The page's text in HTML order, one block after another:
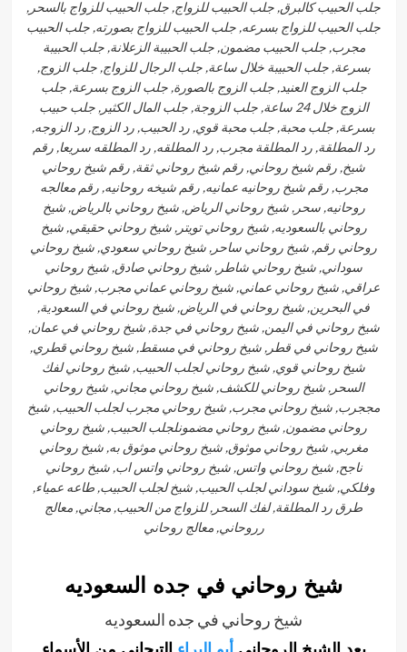
جلب الحبيب كالبرق, جلب الحبيب للزواج, جلب الحبيب للزواج بالسحر,
جلب الحبيب للزواج بسرعه, جلب الحبيب للزواج بصورته, جلب الحبيب
مجرب, جلب الحبيب مضمون, جلب الحبيبة الزعلانة, جلب الحبيبة
بسرعة, جلب الحبيبة خلال ساعة, جلب الرجال للزواج, جلب الزوج,
جلب الزوج العنيد, جلب الزوج بالصورة, جلب الزوج بسرعة, جلب
الزوج خلال 24 ساعة, جلب الزوجة, جلب المال الكثير, جلب حبيب
بسرعة, جلب محبة, جلب محبة قوي, رد الحبيب, رد الزوج, رد الزوجه,
رد المطلقة, رد المطلقة مجرب, رد المطلقه, رد المطلقه سريعا, رقم
شيخ, رقم شيخ روحاني, رقم شيخ روحاني ثقة, رقم شيخ روحاني
مجرب, رقم شيخ روحانيه عمانيه, رقم شيخه روحانيه, رقم معالجه
روحانيه, سحر, شيخ روحاني الرياض, شيخ روحاني بالرياض, شيخ
روحاني بالسعوديه, شيخ روحاني تويتر, شيخ روحاني حقيقي, شيخ
روحاني رقم, شيخ روحاني ساحر, شيخ روحاني سعودي, شيخ روحاني
سوداني, شيخ روحاني شاطر, شيخ روحاني صادق, شيخ روحاني
عراقي, شيخ روحاني عماني, شيخ روحاني عماني مجرب, شيخ روحاني
في البحرين, شيخ روحاني في الرياض, شيخ روحاني في السعودية,
شيخ روحاني في اليمن, شيخ روحاني في جدة, شيخ روحاني في عمان,
شيخ روحاني في قطر, شيخ روحاني في مسقط, شيخ روحاني قطري,
شيخ روحاني قوي, شيخ روحاني لجلب الحبيب, شيخ روحاني لفك
السحر, شيخ روحاني للكشف, شيخ روحاني مجاني, شيخ روحاني
مججرب, شيخ روحاني مجرب, شيخ روحاني مجرب لجلب الحبيب, شيخ
روحاني مضمون, شيخ روحاني مضمونلجلب الحبيب, شيخ روحاني
مغربي, شيخ روحاني موثوق, شيخ روحاني موثوق به, شيخ روحاني
ناجح, شيخ روحاني واتس, شيخ روحاني واتس اب, شيخ روحاني
وفلكي, شيخ سوداني لجلب الحبيب, شيخ لجلب الحبيب, طاعه عمياء,
طرق رد المطلقة, لفك السحر, للزواج من الحبيب, مجاني, معالج
رروحاني, معالج روحاني
شيخ روحاني في جده السعوديه
شيخ روحاني في جده السعوديه